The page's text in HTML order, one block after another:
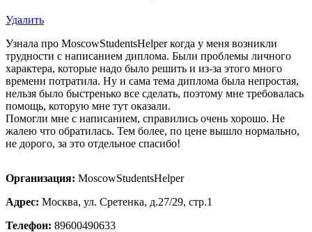
Удалить
Узнала про MoscowStudentsHelper когда у меня возникли
трудности с написанием диплома. Были проблемы личного
характера, которые надо было решить и из-за этого много
времени потратила. Ну и сама тема диплома была непростая,
нельзя было быстренько все сделать, поэтому мне требовалась
помощь, которую мне тут оказали.
Помогли мне с написанием, справились очень хорошо. Не
жалею что обратилась. Тем более, по цене вышло нормально,
не дорого, за это отдельное спасибо!
Организация: MoscowStudentsHelper
Адрес: Москва, ул. Сретенка, д.27/29, стр.1
Телефон: 89600490633